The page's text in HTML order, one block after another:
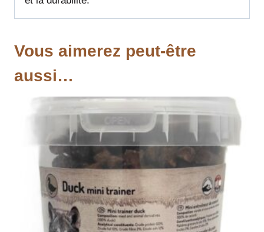
Vous aimerez peut-être
aussi…